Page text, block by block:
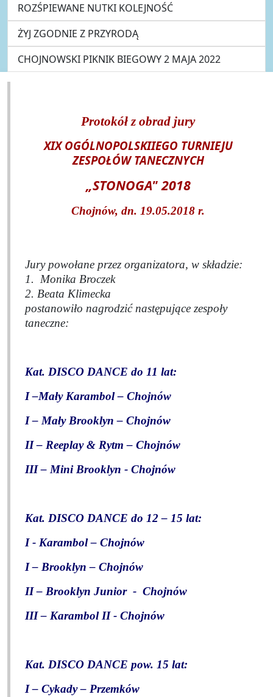
ROZŚPIEWANE NUTKI KOLEJNOŚĆ
ŻYJ ZGODNIE Z PRZYRODĄ
CHOJNOWSKI PIKNIK BIEGOWY 2 MAJA 2022
Protokół z obrad jury
XIX OGÓLNOPOLSKIIEGO TURNIEJU
ZESPOŁÓW TANECZNYCH
„STONOGA" 2018
Chojnów, dn. 19.05.2018 r.
Jury powołane przez organizatora, w składzie:
1. Monika Broczek
2. Beata Klimecka
postanowiło nagrodzić następujące zespoły
taneczne:
Kat. DISCO DANCE do 11 lat:
I –Mały Karambol – Chojnów
I – Mały Brooklyn – Chojnów
II – Reeplay & Rytm – Chojnów
III – Mini Brooklyn - Chojnów
Kat. DISCO DANCE do 12 – 15 lat:
I - Karambol – Chojnów
I – Brooklyn – Chojnów
II – Brooklyn Junior - Chojnów
III – Karambol II - Chojnów
Kat. DISCO DANCE pow. 15 lat:
I – Cykady – Przemków